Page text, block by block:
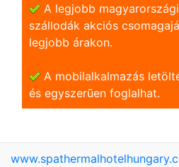
A legjobb
szállodák akciós
legjobb árakon.
A mobilalkalmazás
és egyszerũen foglalhat.